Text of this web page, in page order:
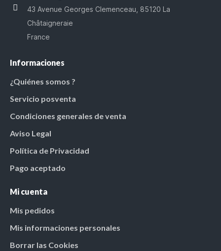
43 Avenue Georges Clemenceau, 85120 La
Châtaigneraie
France
Informaciones
¿Quiénes somos ?
Servicio posventa
Condiciones generales de venta
Aviso Legal
Política de Privacidad
Pago aceptado
Mi cuenta
Mis pedidos
Mis informaciones personales
Borrar las Cookies